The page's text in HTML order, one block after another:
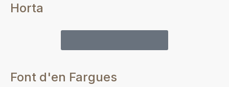
Horta
Font d'en Fargues